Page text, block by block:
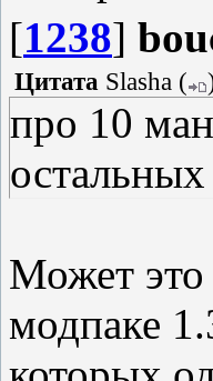
[1238]
Цитата Slasha (
про 10
Может это
модпаке